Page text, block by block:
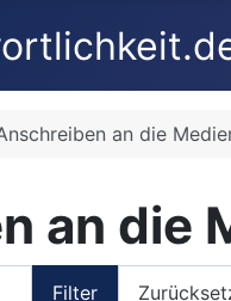
an die
an die
Filter